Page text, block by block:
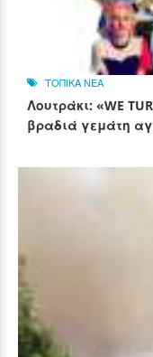
ΤΟΠΙΚΑ ΝΕΑ
Λουτράκι: «WE
βραδιά γεμάτη